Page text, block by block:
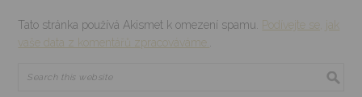
Tato stránka používá Akismet k omezení spamu.
Podívejte se, jak
vaše data z komentářů zpracováváme.